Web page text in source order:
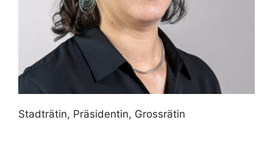
Stadträtin, Präsidentin, Grossrätin